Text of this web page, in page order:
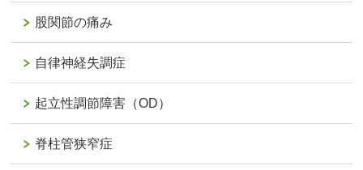
股関節の痛み
自律神経失調症
起立性調節障害（OD）
脊柱管狭窄症